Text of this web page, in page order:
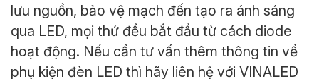
lưu nguồn, bảo vệ mạch đến tạo ra ánh sáng
qua LED, mọi thứ đều bắt đầu từ cách diode
hoạt động. Nếu cần tư vấn thêm thông tin về
phụ kiện đèn LED thì hãy liên hệ với VINALED